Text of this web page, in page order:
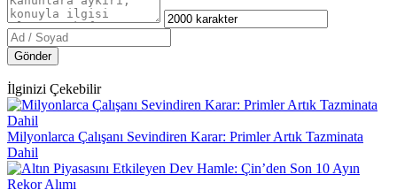
Gönder
İlginizi Çekebilir
Milyonlarca Çalışanı Sevindiren Karar: Primler Artık Tazminata
Dahil